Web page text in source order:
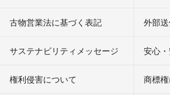
古物営業法に基づく表記 外部
サステナビリティメッセージ 安心
権利侵害について
商標